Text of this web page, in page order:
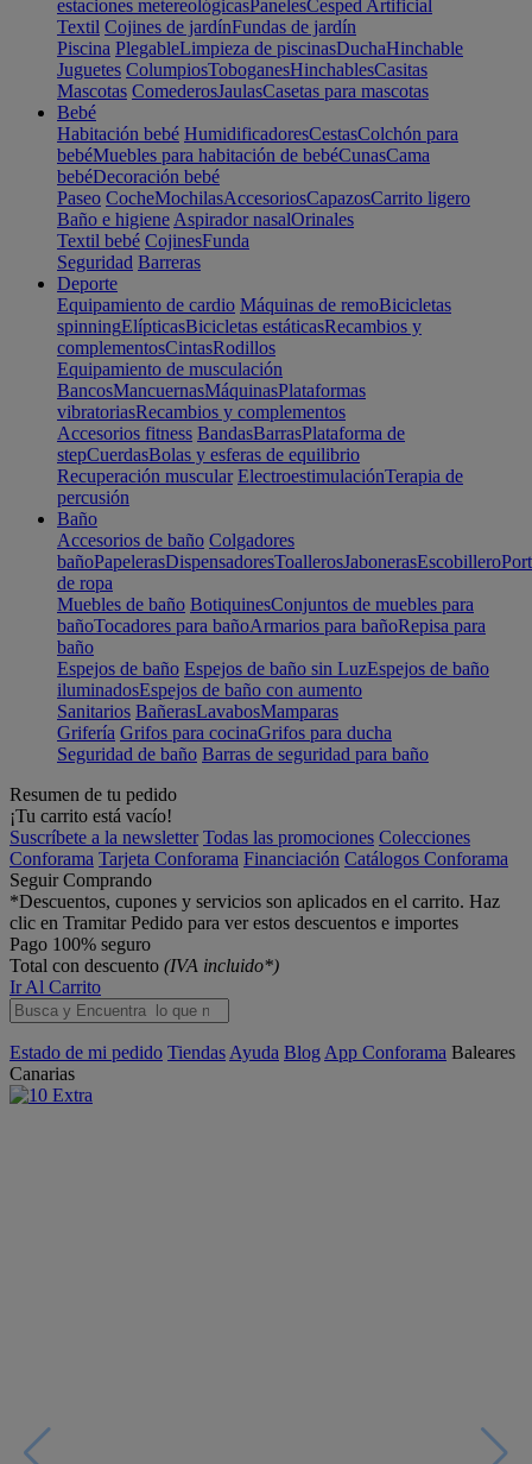
estaciones metereológicasPanelesCesped Artificial
Textil Cojines de jardínFundas de jardín
Piscina PlegableLimpieza de piscinasDuchaHinchable
Juguetes ColumpiosToboganesHinchablesCasitas
Mascotas ComederosJaulasCasetas para mascotas
Bebé
Habitación bebé HumidificadoresCestasColchón para
bebéMuebles para habitación de bebéCunasCama
bebéDecoración bebé
Paseo CocheMochilasAccesoriosCapazosCarrito ligero
Baño e higiene Aspirador nasalOrinales
Textil bebé CojinesFunda
Seguridad Barreras
Deporte
Equipamiento de cardio Máquinas de remoBicicletas
spinningElípticasBicicletas estáticasRecambios y
complementosCintasRodillos
Equipamiento de musculación
BancosMancuernasMáquinasPlataformas
vibratoriasRecambios y complementos
Accesorios fitness BandasBarrasPlataforma de
stepCuerdasBolas y esferas de equilibrio
Recuperación muscular ElectroestimulaciónTerapia de
percusión
Baño
Accesorios de baño Colgadores
bañoPapelerasDispensadoresToallerosJabonerasEscobillero
de ropa
Muebles de baño BotiquinesConjuntos de muebles para
bañoTocadores para bañoArmarios para bañoRepisa para
baño
Espejos de baño Espejos de baño sin LuzEspejos de baño
iluminadosEspejos de baño con aumento
Sanitarios BañerasLavabosMamparas
Grifería Grifos para cocinaGrifos para ducha
Seguridad de baño Barras de seguridad para baño
Resumen de tu pedido
¡Tu carrito está vacío!
Suscríbete a la newsletter Todas las promociones Colecciones
Conforama Tarjeta Conforama Financiación Catálogos Conforama
Seguir Comprando
*Descuentos, cupones y servicios son aplicados en el carrito. Haz
clic en Tramitar Pedido para ver estos descuentos e importes
Pago 100% seguro
Total con descuento (IVA incluido*)
Ir Al Carrito
Estado de mi pedido Tiendas Ayuda Blog App Conforama Baleares
Canarias